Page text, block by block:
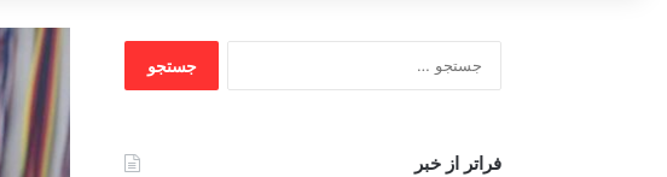
برای:
فراتر از خبر